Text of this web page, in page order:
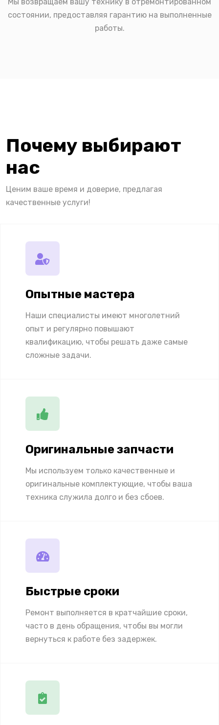
состоянии, предоставляя гарантию на выполненные
работы.
Почему выбирают
нас
Ценим ваше время и доверие, предлагая
качественные услуги!
Опытные мастера
Наши специалисты имеют многолетний
опыт и регулярно повышают
квалификацию, чтобы решать даже самые
сложные задачи.
Оригинальные запчасти
Мы используем только качественные и
оригинальные комплектующие, чтобы ваша
техника служила долго и без сбоев.
Быстрые сроки
Ремонт выполняется в кратчайшие сроки,
часто в день обращения, чтобы вы могли
вернуться к работе без задержек.